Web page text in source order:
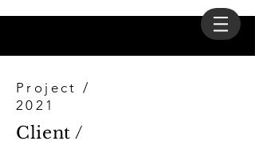
Project /
2021
Client /